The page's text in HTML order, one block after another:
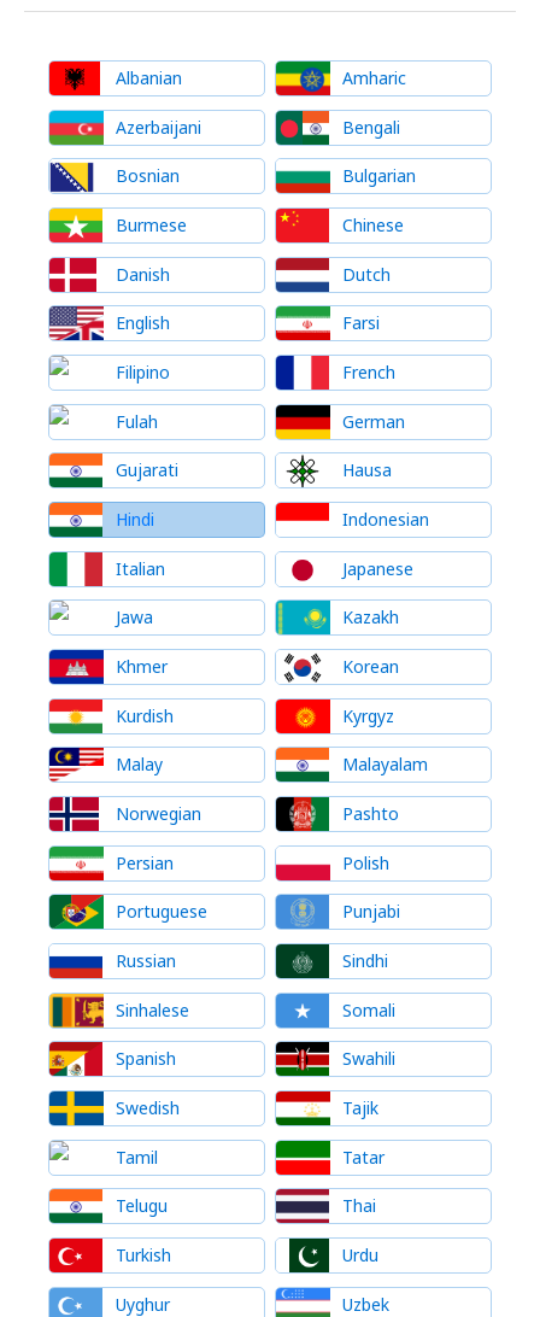
Albanian Amharic
Azerbaijani Bengali
Bosnian Bulgarian
Burmese Chinese
Danish Dutch
English Farsi
Filipino French
Fulah German
Gujarati Hausa
Hindi Indonesian
Italian Japanese
Jawa Kazakh
Khmer Korean
Kurdish Kyrgyz
Malay Malayalam
Norwegian Pashto
Persian Polish
Portuguese Punjabi
Russian Sindhi
Sinhalese Somali
Spanish Swahili
Swedish Tajik
Tamil Tatar
Telugu Thai
Turkish Urdu
Uyghur Uzbek